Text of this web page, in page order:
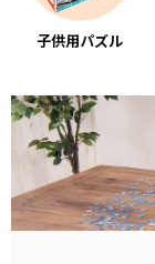
子供用パズル